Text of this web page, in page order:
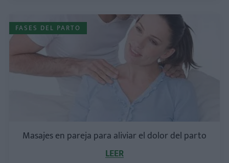
FASES DEL PARTO
Masajes en pareja para aliviar el dolor del parto
LEER